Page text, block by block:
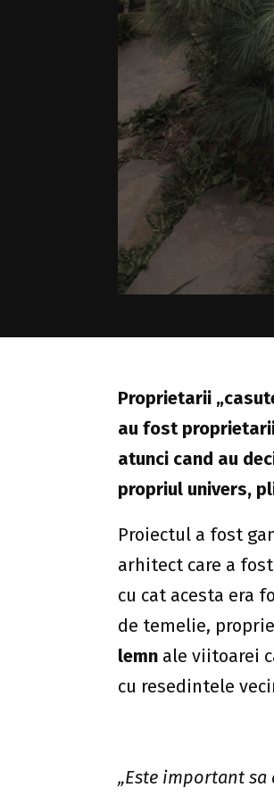
Proprietarii
au fost
atunci cand au
propriul univers,
Proiectul a fost
arhitect care a
cu cat acesta era
de temelie,
lemn ale viitoarei
cu resedintele
„Este important